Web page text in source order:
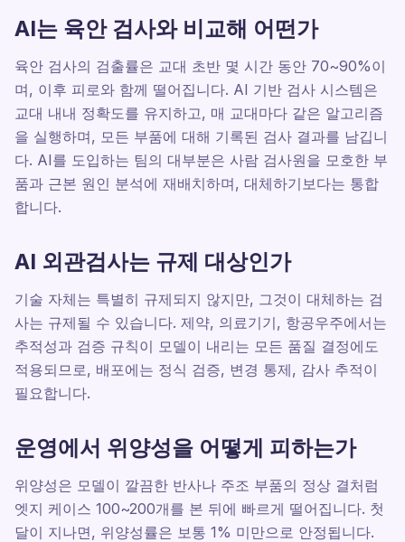
AI는 육안 검사와 비교해 어떤가
육안 검사의 검출률은 교대 초반 몇 시간 동안 70~90%이
며, 이후 피로와 함께 떨어집니다. AI 기반 검사 시스템은
교대 내내 정확도를 유지하고, 매 교대마다 같은 알고리즘
을 실행하며, 모든 부품에 대해 기록된 검사 결과를 남깁니
다. AI를 도입하는 팀의 대부분은 사람 검사원을 모호한 부
품과 근본 원인 분석에 재배치하며, 대체하기보다는 통합
합니다.
AI 외관검사는 규제 대상인가
기술 자체는 특별히 규제되지 않지만, 그것이 대체하는 검
사는 규제될 수 있습니다. 제약, 의료기기, 항공우주에서는
추적성과 검증 규칙이 모델이 내리는 모든 품질 결정에도
적용되므로, 배포에는 정식 검증, 변경 통제, 감사 추적이
필요합니다.
운영에서 위양성을 어떻게 피하는가
위양성은 모델이 깔끔한 반사나 주조 부품의 정상 결처럼
엣지 케이스 100~200개를 본 뒤에 빠르게 떨어집니다. 첫
달이 지나면, 위양성률은 보통 1% 미만으로 안정됩니다.